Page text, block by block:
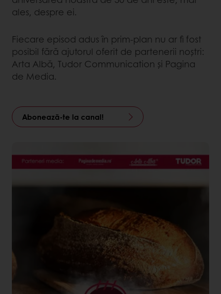
ales, despre ei.
Fiecare episod adus în prim-plan nu ar fi fost
posibil fără ajutorul oferit de partenerii noștri:
Arta Albă, Tudor Communication și Pagina
de Media.
Abonează-te la canal!